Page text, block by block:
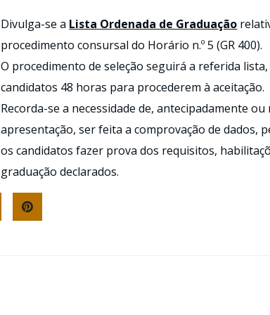
Divulga-se a Lista Ordenada de Graduação
procedimento consursal do Horário n.º 5 (GR 400).
O procedimento de seleção seguirá a referida
candidatos 48 horas para procederem à aceitação.
Recorda-se a necessidade de, antecipadamente ou
apresentação, ser feita a comprovação de dados,
os candidatos fazer prova dos requisitos,
graduação declarados.